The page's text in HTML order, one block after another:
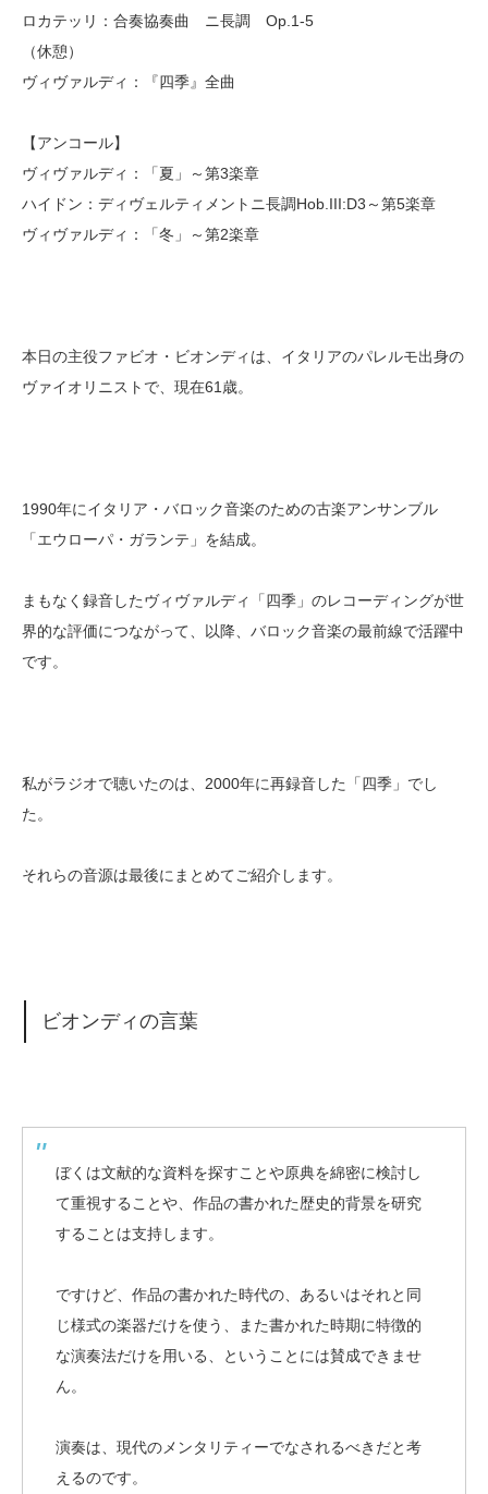
ロカテッリ：合奏協奏曲 ニ長調 Op.1-5
（休憩）
ヴィヴァルディ：『四季』全曲
【アンコール】
ヴィヴァルディ：「夏」～第3楽章
ハイドン：ディヴェルティメントニ長調Hob.III:D3～第5楽章
ヴィヴァルディ：「冬」～第2楽章
本日の主役ファビオ・ビオンディは、イタリアのパレルモ出身の
ヴァイオリニストで、現在61歳。
1990年にイタリア・バロック音楽のための古楽アンサンブル
「エウローパ・ガランテ」を結成。
まもなく録音したヴィヴァルディ「四季」のレコーディングが世
界的な評価につながって、以降、バロック音楽の最前線で活躍中
です。
私がラジオで聴いたのは、2000年に再録音した「四季」でし
た。
それらの音源は最後にまとめてご紹介します。
ビオンディの言葉
ぼくは文献的な資料を探すことや原典を綿密に検討し
て重視することや、作品の書かれた歴史的背景を研究
することは支持します。
ですけど、作品の書かれた時代の、あるいはそれと同
じ様式の楽器だけを使う、また書かれた時期に特徴的
な演奏法だけを用いる、ということには賛成できませ
ん。
演奏は、現代のメンタリティーでなされるべきだと考
えるのです。